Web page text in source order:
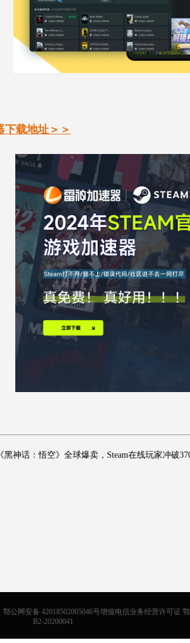
下载地址＞＞
黑神话：悟空》全球爆卖，Steam在线玩家冲破
鄂公网安备 42018502005046号增值电信业务经营许可证 鄂
B2-20200041